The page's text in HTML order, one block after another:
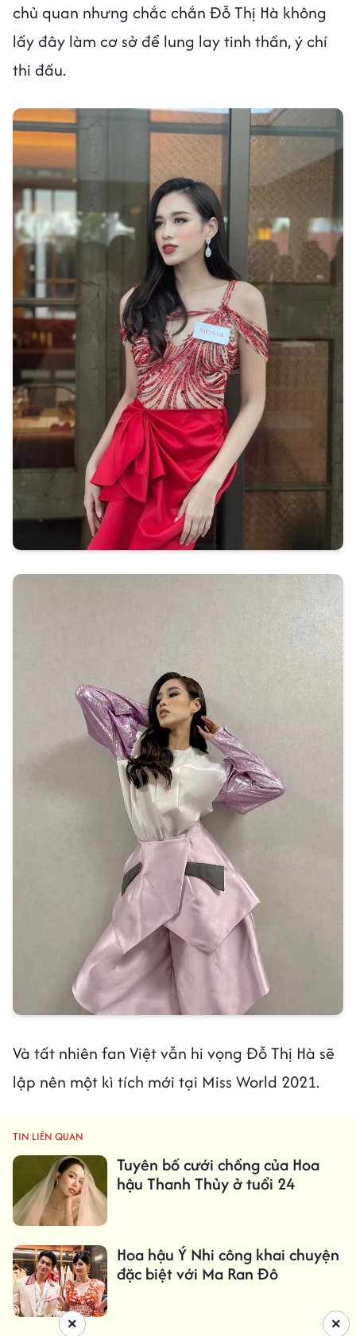
chủ quan nhưng chắc chắn Đỗ Thị Hà không
lấy đây làm cơ sở để lung lay tinh thần, ý chí
thi đấu.
Và tất nhiên fan Việt vẫn hi vọng Đỗ Thị Hà sẽ
lập nên một kì tích mới tại Miss World 2021.
TIN LIÊN QUAN
Tuyên bố cưới chồng của Hoa
hậu Thanh Thủy ở tuổi 24
Hoa hậu Ý Nhi công khai chuyện
đặc biệt với Ma Ran Đô
×
×